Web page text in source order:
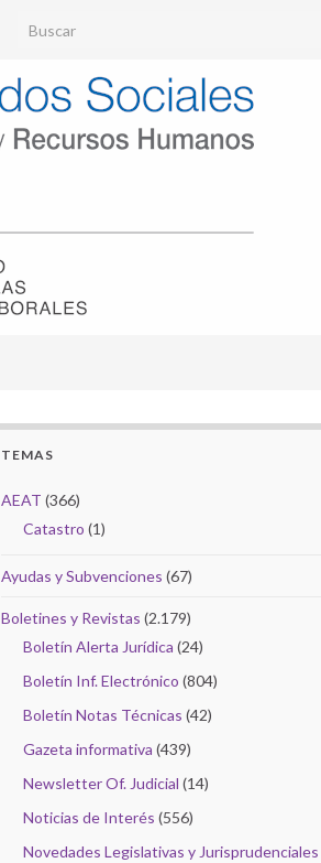
Search for:
TEMAS
AEAT (366)
Catastro (1)
Ayudas y Subvenciones (67)
Boletines y Revistas (2.179)
Boletín Alerta Jurídica (24)
Boletín Inf. Electrónico (804)
Boletín Notas Técnicas (42)
Gazeta informativa (439)
Newsletter Of. Judicial (14)
Noticias de Interés (556)
Novedades Legislativas y Jurisprudenciales